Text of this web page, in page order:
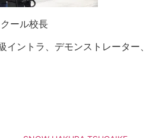
ール校長
イントラ、デモンストレーター、